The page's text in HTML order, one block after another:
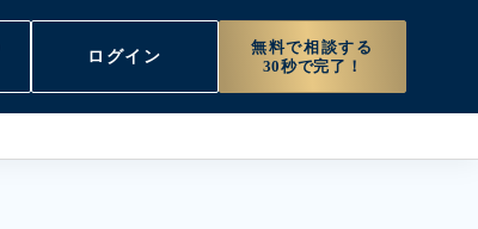
ログイン
無料で相談する
30秒で完了！